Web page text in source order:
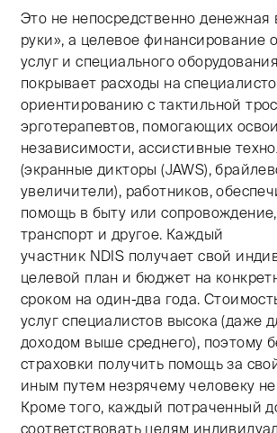
Это не непосредственно денежная
руки», а целевое финансирование
услуг и специального
покрывает расходы на
ориентированию с тактильной
эрготерапевтов, помогающих
независимости, ассистивные
(экранные дикторы (JAWS),
увеличители), работников,
помощь в быту или
транспорт и другое. Каждый
участник NDIS получает свой
целевой план и бюджет на
сроком на один-два года.
услуг специалистов высока (даже
доходом выше среднего), поэтому
страховки получить помощь за
иным путем незрячему человеку
Кроме того, каждый потраченный
соответствовать целям